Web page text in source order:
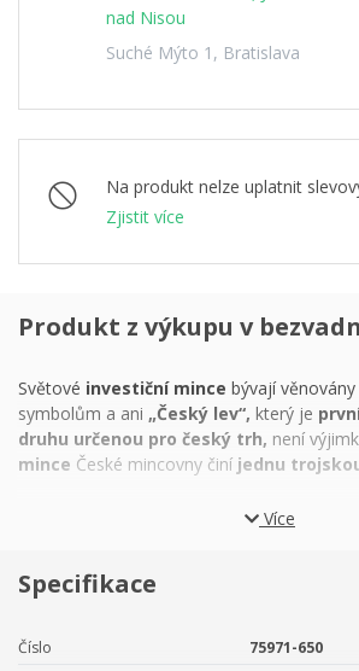
nad Nisou
Suché Mýto 1, Bratislava
Na produkt nelze uplatnit
Zjistit více
Produkt z výkupu v
Světové investiční mince bývají
symbolům a ani „Český lev“, který je
druhu určenou pro český trh, není
mince České mincovny činí jednu
Nejznámější příběh o tom, jak se exotický
zvířat v boji s lítou saní. Věrohodnější
odměnil
knížete Vladislava II.královskou
Více
Specifikace
Číslo
75971-650